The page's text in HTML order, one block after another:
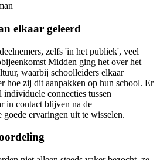
elkaar geleerd
zelfs 'in het publiek', veel
Midden ging het over het
waarbij schoolleiders elkaar
hoe zij dit aanpakken op hun school. Er
connecties tussen
in contact blijven na de
ervaringen uit te wisselen.